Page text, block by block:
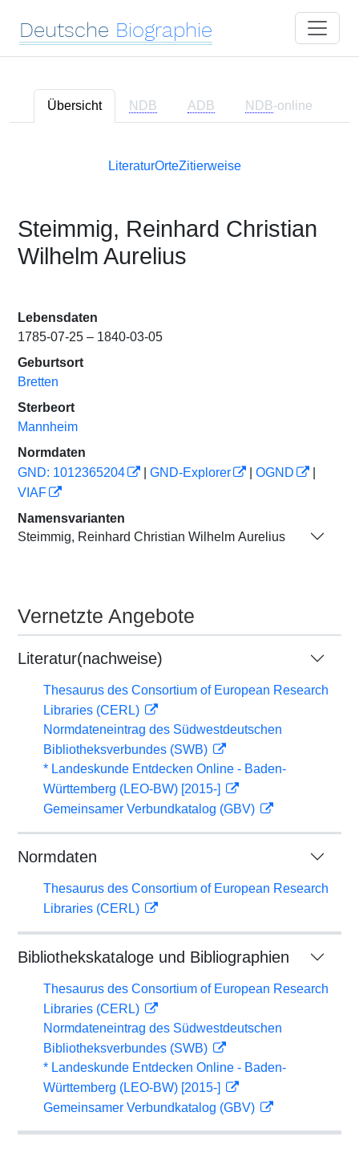
Deutsche Biographie
Übersicht NDB ADB NDB-online
LiteraturOrteZitierweise
Steimmig, Reinhard Christian
Wilhelm Aurelius
Lebensdaten
1785-07-25 – 1840-03-05
Geburtsort
Bretten
Sterbeort
Mannheim
Normdaten
GND: 1012365204
GND-Explorer OGND
VIAF
Namensvarianten
Steimmig, Reinhard Christian Wilhelm Aurelius
Vernetzte Angebote
Literatur(nachweise)
Thesaurus des Consortium of European Research
Libraries (CERL)
Normdateneintrag des Südwestdeutschen
Bibliotheksverbundes (SWB)
* Landeskunde Entdecken Online - Baden-
Württemberg (LEO-BW) [2015-]
Gemeinsamer Verbundkatalog (GBV)
Normdaten
Thesaurus des Consortium of European Research
Libraries (CERL)
Bibliothekskataloge und Bibliographien
Thesaurus des Consortium of European Research
Libraries (CERL)
Normdateneintrag des Südwestdeutschen
Bibliotheksverbundes (SWB)
* Landeskunde Entdecken Online - Baden-
Württemberg (LEO-BW) [2015-]
Gemeinsamer Verbundkatalog (GBV)